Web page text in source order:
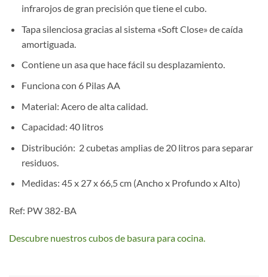
infrarojos de gran precisión que tiene el cubo.
Tapa silenciosa gracias al sistema «Soft Close» de caída
amortiguada.
Contiene un asa que hace fácil su desplazamiento.
Funciona con 6 Pilas AA
Material: Acero de alta calidad.
Capacidad: 40 litros
Distribución: 2 cubetas amplias de 20 litros para separar
residuos.
Medidas: 45 x 27 x 66,5 cm (Ancho x Profundo x Alto)
Ref: PW 382-BA
Descubre nuestros cubos de basura para cocina.